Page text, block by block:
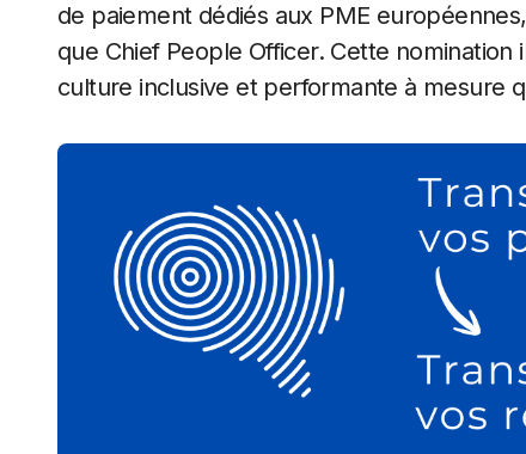
de paiement dédiés aux PME
que Chief People Officer. Cette
culture inclusive et performante à mesure